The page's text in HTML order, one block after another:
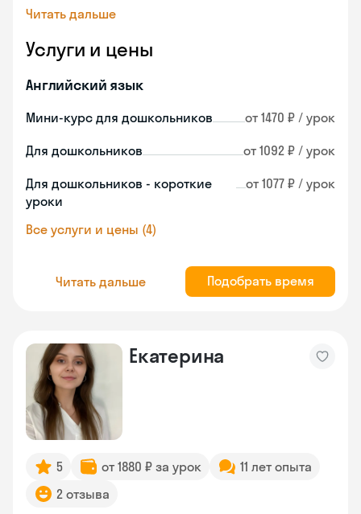
Читать дальше
Услуги и цены
Английский язык
Мини-курс для дошкольников от 1470 ₽ / урок
Для дошкольников от 1092 ₽ / урок
Для дошкольников - короткие
уроки
от 1077 ₽ / урок
Все услуги и цены (4)
Читать дальше Подобрать время
Екатерина
5 от 1880 ₽ за урок
11 лет опыта
2 отзыва